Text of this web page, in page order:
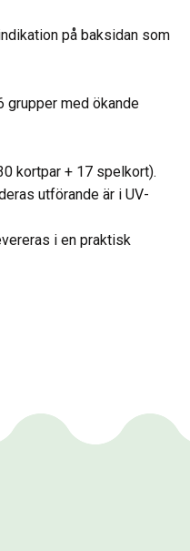
på baksidan som
grupper med ökande
kortpar + 17 spelkort).
utförande är i UV-
i en praktisk